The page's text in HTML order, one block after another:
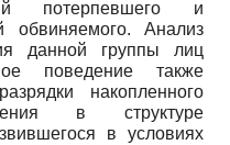
потерпевшего и
обвиняемого. Анализ
данной группы лиц
поведение также
накопленного
в структуре
в условиях